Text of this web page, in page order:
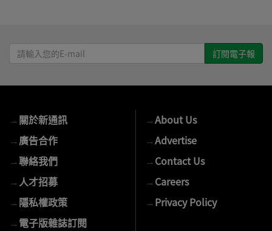
請
輸
E-
mail
→關於新通訊
→廣告合作
→聯絡我們
→ 人才招募
→隱私權政策
→電子版雜誌訂閱
→About Us
→Advertise
→Contact Us
→Careers
→Privacy Policy